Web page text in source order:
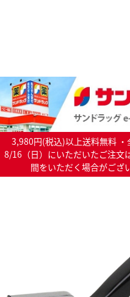
3,980円(税込)以上送料無料
8/16（日）にいただいたご注文
間をいただく場合がござ